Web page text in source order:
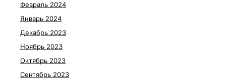
Февраль 2024
Январь 2024
Декабрь 2023
Ноябрь 2023
Октябрь 2023
Сентябрь 2023